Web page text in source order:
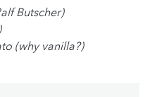
Butscher)
(why vanilla?)